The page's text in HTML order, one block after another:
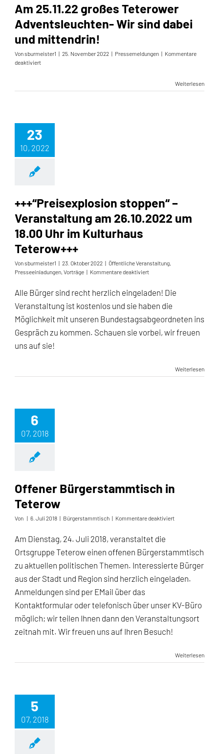
Am 25.11.22 großes Teterower
Adventsleuchten- Wir sind dabei
und mittendrin!
Vonsburmeister1 | 25. November 2022 | Pressemeldungen | Kommentare
deaktiviertfür
sind
dabei
und
mittendrin!
Weiterlesen
23
10, 2022
+++“Preisexplosion stoppen“ –
Veranstaltung am 26.10.2022 um
18.00 Uhr im Kulturhaus
Teterow+++
Vonsburmeister1 | 23. Oktober 2022 | Öffentliche Veranstaltung,
Presseeinladungen, Vorträge | Kommentare deaktiviertfür
stoppen“
–
Veranstaltung
26.10.2022
um
Teterow+++
Alle Bürger sind recht herzlich eingeladen! Die
Veranstaltung ist kostenlos und sie haben die
Möglichkeit mit unseren Bundestagsabgeordneten ins
Gespräch zu kommen. Schauen sie vorbei, wir freuen
uns auf sie!
Weiterlesen
6
07, 2018
Offener Bürgerstammtisch in
Teterow
Von | 6. Juli 2018 | Bürgerstammtisch | Kommentare deaktiviertfür
Teterow
Am Dienstag, 24. Juli 2018, veranstaltet die
Ortsgruppe Teterow einen offenen Bürgerstammtisch
zu aktuellen politischen Themen. Interessierte Bürger
aus der Stadt und Region sind herzlich eingeladen.
Anmeldungen sind per EMail über das
Kontaktformular oder telefonisch über unser KV-Büro
möglich; wir teilen Ihnen dann den Veranstaltungsort
zeitnah mit. Wir freuen uns auf Ihren Besuch!
Weiterlesen
5
07, 2018